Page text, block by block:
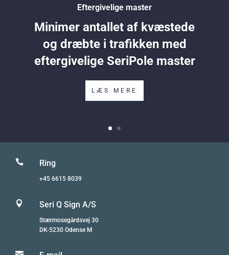
Eftergivelige master
Minimer antallet af kvæstede
og dræbte i trafikken med
eftergivelige SeriPole master
LÆS MERE
 Ring
+45 6615 8039
 Seri Q Sign A/S
Stærmosegårdsvej 30
DK-5230 Odense M